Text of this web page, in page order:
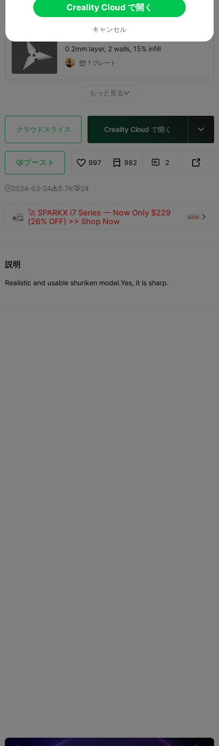
 1 プレート
0.2mm layer, 2 walls, 15% infill
 1 プレート
もっと見る
クラウドスライス Creality Cloud で開く 
ブースト 997 982  2 
2024-03-245.7K24
🚀 SPARKX i7 Series — Now Only $229
(26% OFF) >> Shop Now
sale 
説明
Realistic and usable shuriken model.Yes, it is sharp.
Creality Cloud で開く
キャンセル